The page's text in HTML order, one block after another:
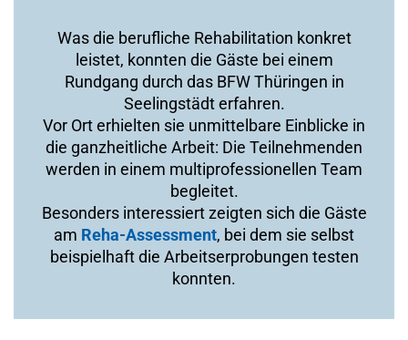
Was die berufliche Rehabilitation konkret
leistet, konnten die Gäste bei einem
Rundgang durch das BFW Thüringen in
Seelingstädt erfahren.
Vor Ort erhielten sie unmittelbare Einblicke in
die ganzheitliche Arbeit: Die Teilnehmenden
werden in einem multiprofessionellen Team
begleitet.
Besonders interessiert zeigten sich die Gäste
am Reha-Assessment, bei dem sie selbst
beispielhaft die Arbeitserprobungen testen
konnten.